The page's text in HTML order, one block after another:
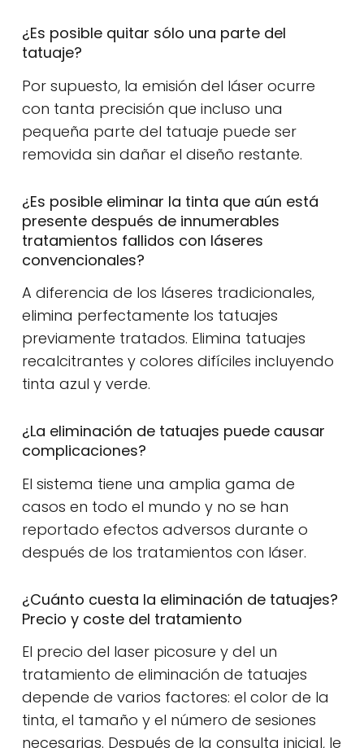
¿Es posible quitar sólo una parte del
tatuaje?
Por supuesto, la emisión del láser ocurre
con tanta precisión que incluso una
pequeña parte del tatuaje puede ser
removida sin dañar el diseño restante.
¿Es posible eliminar la tinta que aún está
presente después de innumerables
tratamientos fallidos con láseres
convencionales?
A diferencia de los láseres tradicionales,
elimina perfectamente los tatuajes
previamente tratados. Elimina tatuajes
recalcitrantes y colores difíciles incluyendo
tinta azul y verde.
¿La eliminación de tatuajes puede causar
complicaciones?
El sistema tiene una amplia gama de
casos en todo el mundo y no se han
reportado efectos adversos durante o
después de los tratamientos con láser.
¿Cuánto cuesta la eliminación de tatuajes?
Precio y coste del tratamiento
El precio del laser picosure y del un
tratamiento de eliminación de tatuajes
depende de varios factores: el color de la
tinta, el tamaño y el número de sesiones
necesarias. Después de la consulta inicial, le